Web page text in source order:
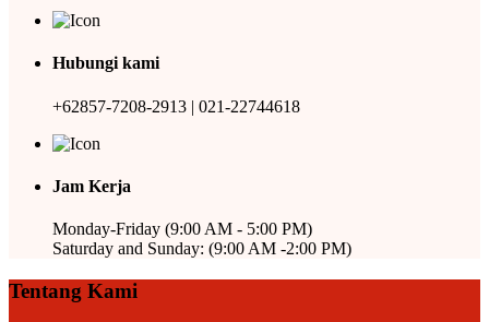
Hubungi kami
+62857-7208-2913 | 021-22744618
Jam Kerja
Monday-Friday (9:00 AM - 5:00 PM)
Saturday and Sunday: (9:00 AM -2:00 PM)
Tentang Kami